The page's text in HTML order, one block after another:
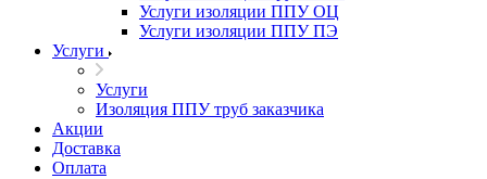
Услуги изоляции ППУ ОЦ
Услуги изоляции ППУ ПЭ
Услуги
Услуги
Изоляция ППУ труб заказчика
Акции
Доставка
Оплата